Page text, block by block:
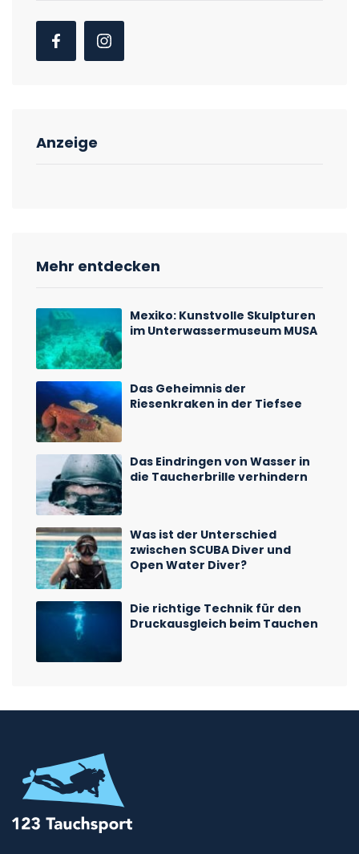
Anzeige
Mehr entdecken
Mexiko: Kunstvolle Skulpturen
im Unterwassermuseum MUSA
Das Geheimnis der
Riesenkraken in der Tiefsee
Das Eindringen von Wasser in
die Taucherbrille verhindern
Was ist der Unterschied
zwischen SCUBA Diver und
Open Water Diver?
Die richtige Technik für den
Druckausgleich beim Tauchen